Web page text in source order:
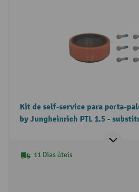
Kit de self-service para porta-
by Jungheinrich PTL 1.5 -
11 Dias úteis